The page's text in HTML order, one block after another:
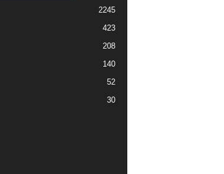
2245
423
208
140
52
30